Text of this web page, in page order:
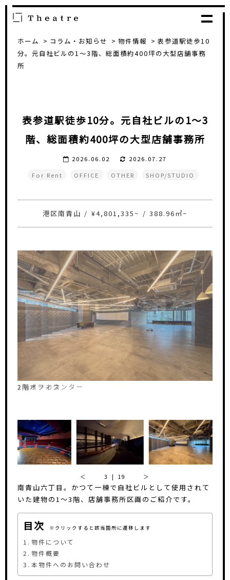
ホーム コラム・お知らせ 物件情報
表参道駅徒歩10
分。元自社ビルの1〜3階、総面積約400坪の大型店舗事務
所
表参道駅徒歩10分。元自社ビルの1〜3
階、総面積約400坪の大型店舗事務所
2026.06.02
2026.07.27
For Rent
OFFICE OTHER SHOP/STUDIO
港区南青山 / ¥4,801,335~ / 388.96㎡~
2階オフィス
＜ 3 | 19 ＞
南青山六丁目。かつて一棟で自社ビルとして使用されて
いた建物の1〜3階、店舗事務所区画のご紹介です。
目次
物件について
物件概要
本物件へのお問い合わせ